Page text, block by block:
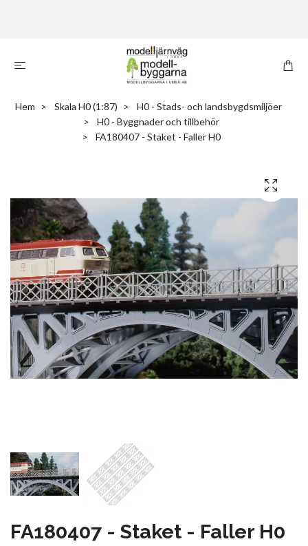
Hem Skala H0 (1:87)
H0 - Stads- och landsbygdsmiljöer
H0 - Byggnader och tillbehör
FA180407 - Staket - Faller H0
FA180407 - Staket - Faller H0